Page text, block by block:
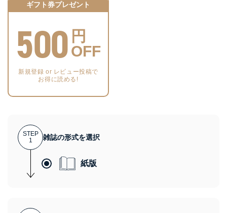
ギフト券プレゼント
500 円
OFF
新規登録 or レビュー投稿で
お得に読める!
STEP
1
雑誌の形式を選択
紙版